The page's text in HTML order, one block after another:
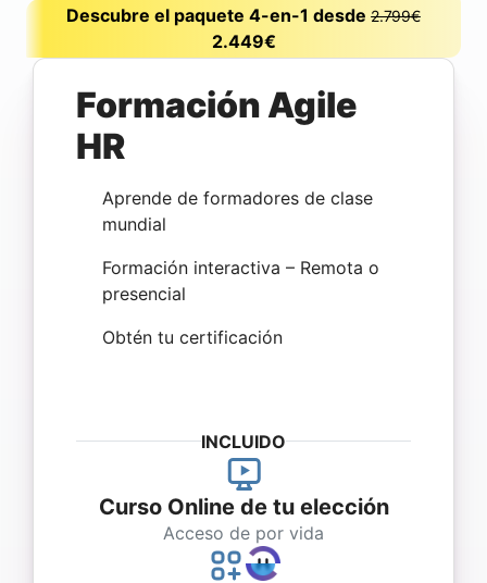
Descubre el paquete 4-en-1 desde2.799€
2.449€
Formación Agile
HR
Aprende de formadores de clase
mundial
Formación interactiva – Remota o
presencial
Obtén tu certificación
INCLUIDO
Curso Online de tu elección
Acceso de por vida